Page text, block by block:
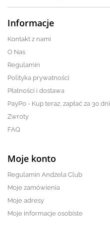
Informacje
Kontakt z nami
O Nas
Regulamin
Polityka prywatności
Płatności i dostawa
PayPo - Kup teraz, zapłać za 30 dni
Zwroty
FAQ
Moje konto
Regulamin Andżela Club
Moje zamówienia
Moje adresy
Moje informacje osobiste